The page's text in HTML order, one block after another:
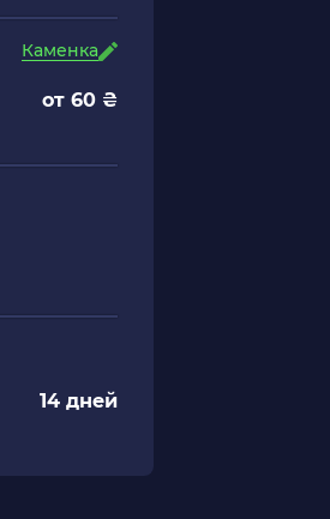
Каменка
от 60 ₴
14 дней